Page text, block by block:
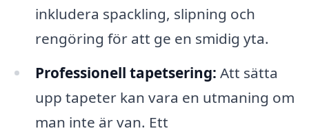
inkludera spackling, slipning och
rengöring för att ge en smidig yta.
Professionell tapetsering: Att sätta
upp tapeter kan vara en utmaning om
man inte är van. Ett